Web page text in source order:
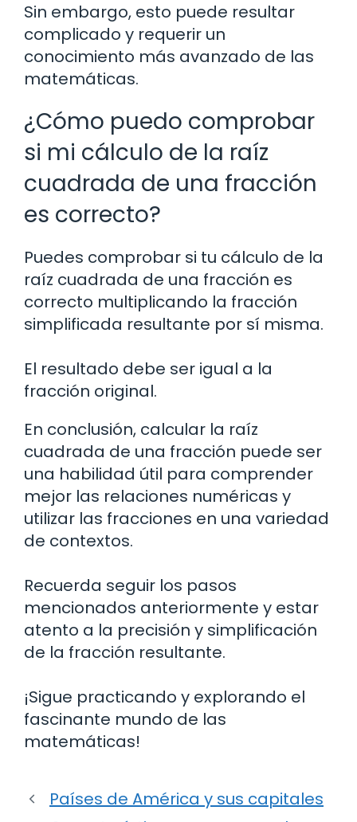
Sin embargo, esto puede resultar
complicado y requerir un
conocimiento más avanzado de las
matemáticas.
¿Cómo puedo comprobar
si mi cálculo de la raíz
cuadrada de una fracción
es correcto?
Puedes comprobar si tu cálculo de la
raíz cuadrada de una fracción es
correcto multiplicando la fracción
simplificada resultante por sí misma.
El resultado debe ser igual a la
fracción original.
En conclusión, calcular la raíz
cuadrada de una fracción puede ser
una habilidad útil para comprender
mejor las relaciones numéricas y
utilizar las fracciones en una variedad
de contextos.
Recuerda seguir los pasos
mencionados anteriormente y estar
atento a la precisión y simplificación
de la fracción resultante.
¡Sigue practicando y explorando el
fascinante mundo de las
matemáticas!
Países de América y sus capitales